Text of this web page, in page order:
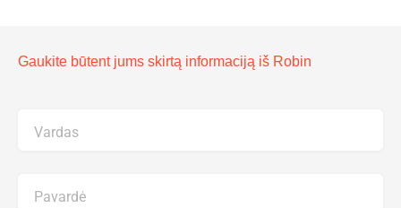
Gaukite būtent jums skirtą informaciją iš Robin
Vardas
Pavardė